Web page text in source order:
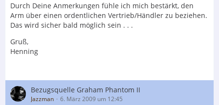
Durch Deine Anmerkungen fühle ich mich bestärkt, den
Arm über einen ordentlichen Vertrieb/Händler zu beziehen.
Das wird sicher bald möglich sein . . .
Gruß,
Henning
Bezugsquelle Graham Phantom II
Jazzman 6. März 2009 um 12:45